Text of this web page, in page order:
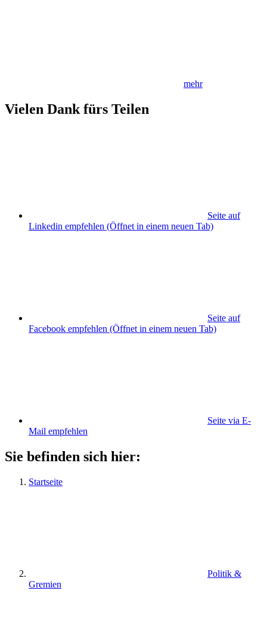
mehr
Vielen Dank fürs Teilen
Seite auf
Linkedin empfehlen (Öffnet in einem neuen Tab)
Seite auf
Facebook empfehlen (Öffnet in einem neuen Tab)
Seite via E-
Mail empfehlen
Sie befinden sich hier:
Startseite
Politik &
Gremien